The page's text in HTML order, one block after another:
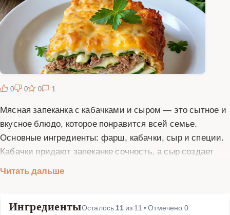
0 0 0 1
Мясная запеканка с кабачками и сыром — это сытное и
вкусное блюдо, которое понравится всей семье.
Основные ингредиенты: фарш, кабачки, сыр и специи.
Кабачки придают запеканке сочность, а сыр создает
приготовить, и оно отлично подходит как для
Запеканка получается нежной, ароматной и очень
Читать дальше
ИнгредиентыОсталось 11из 11 • Отмечено 0